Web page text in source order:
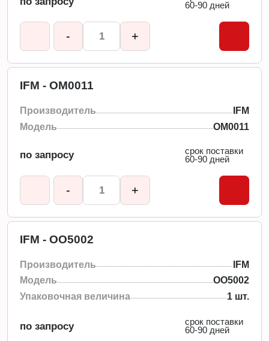
60-90 дней
- +
IFM - OM0011
Производитель
IFM
Модель
OM0011
по запросу
срок поставки
60-90 дней
- +
IFM - OO5002
Производитель
IFM
Модель
OO5002
Упаковочная величина
1 шт.
по запросу
срок поставки
60-90 дней